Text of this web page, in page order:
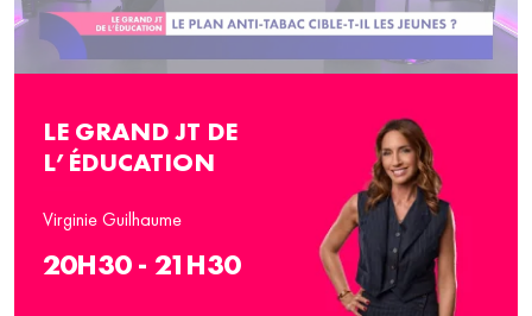
LE GRAND JT DE
L’ÉDUCATION
Virginie Guilhaume
20H30 - 21H30